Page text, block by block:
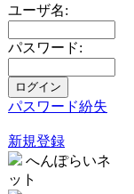
ユーザ名:
パスワード:
パスワード紛失
新規登録
へんぽらいネ
ット